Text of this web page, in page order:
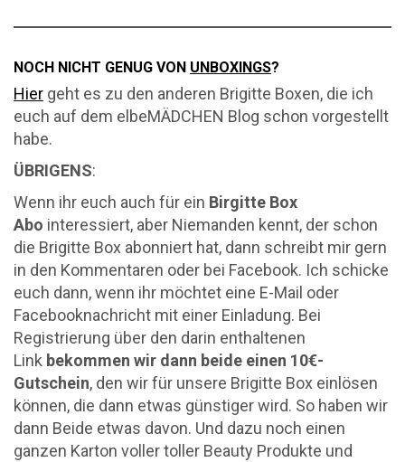
NOCH NICHT GENUG VON UNBOXINGS?
Hier geht es zu den anderen Brigitte Boxen, die ich
euch auf dem elbeMÄDCHEN Blog schon vorgestellt
habe.
ÜBRIGENS:
Wenn ihr euch auch für ein Birgitte Box
Abo interessiert, aber Niemanden kennt, der schon
die Brigitte Box abonniert hat, dann schreibt mir gern
in den Kommentaren oder bei Facebook. Ich schicke
euch dann, wenn ihr möchtet eine E-Mail oder
Facebooknachricht mit einer Einladung. Bei
Registrierung über den darin enthaltenen
Link bekommen wir dann beide einen 10€-
Gutschein, den wir für unsere Brigitte Box einlösen
können, die dann etwas günstiger wird. So haben wir
dann Beide etwas davon. Und dazu noch einen
ganzen Karton voller toller Beauty Produkte und